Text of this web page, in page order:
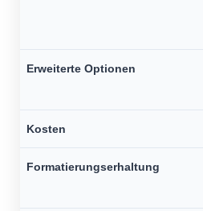
Erweiterte Optionen
Kosten
Formatierungserhaltung